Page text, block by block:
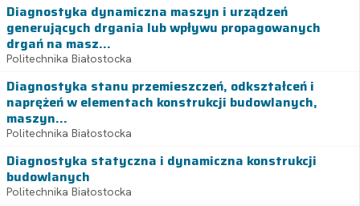
Diagnostyka dynamiczna maszyn i urządzeń
generujących drgania lub wpływu propagowanych
drgań na masz...
Politechnika Białostocka
Diagnostyka stanu przemieszczeń, odkształceń i
naprężeń w elementach konstrukcji budowlanych,
maszyn...
Politechnika Białostocka
Diagnostyka statyczna i dynamiczna konstrukcji
budowlanych
Politechnika Białostocka